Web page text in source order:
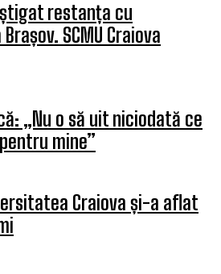
restanța cu
SCMU Craiova
„Nu o să uit niciodată ce
mine”
Craiova și-a aflat